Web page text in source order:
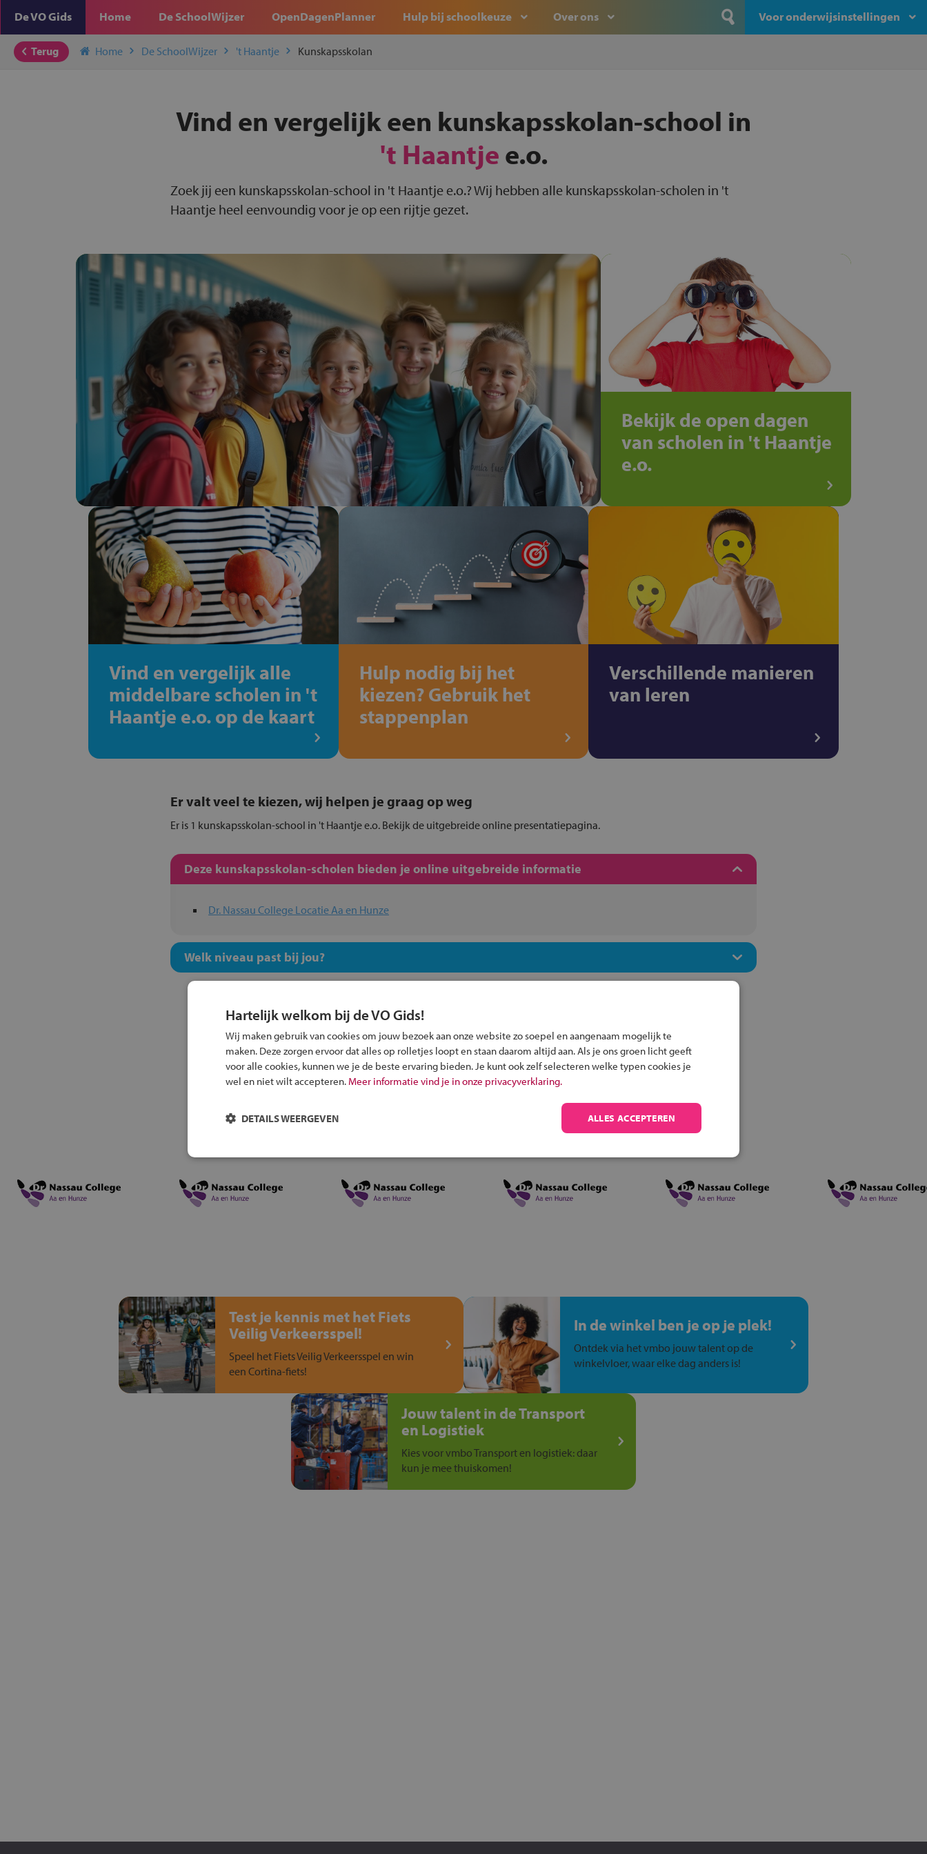
De VO Gids Home De SchoolWijzer OpenDagenPlanner Hulp bij schoolkeuze Over ons Voor onderwijsinstellingen
Terug Home De SchoolWijzer 't Haantje Kunskapsskolan
Vind en vergelijk een kunskapsskolan-school in
't Haantjee.o.
Zoek jij een kunskapsskolan-school in 't Haantje e.o.? Wij hebben alle kunskapsskolan-scholen in 't
Haantje heel eenvoundig voor je op een rijtje gezet.
Bekijk de open dagen
van scholen in 't Haantje
e.o.
Vind en vergelijk alle
middelbare scholen in 't
Haantje e.o. op de kaart
Hulp nodig bij het
kiezen? Gebruik het
stappenplan
Verschillende manieren
van leren
Er valt veel te kiezen, wij helpen je graag op weg
Er is 1 kunskapsskolan-school in 't Haantje e.o. Bekijk de uitgebreide online presentatiepagina.
Deze kunskapsskolan-scholen bieden je online uitgebreide informatie
Dr. Nassau College Locatie Aa en Hunze
Welk niveau past bij jou?
Inschrijven?
Alle informatie om je kind aan te melden bij
Test je kennis met het Fiets
Veilig Verkeersspel!
Speel het Fiets Veilig Verkeersspel en win
een Cortina-fiets!
In de winkel ben je op je plek!
Ontdek via het vmbo jouw talent op de
winkelvloer, waar elke dag anders is!
Jouw talent in de Transport
en Logistiek
Kies voor vmbo Transport en logistiek: daar
kun je mee thuiskomen!
Hartelijk welkom bij de VO Gids!
Wij maken gebruik van cookies om jouw bezoek aan onze website zo soepel en aangenaam mogelijk te
maken. Deze zorgen ervoor dat alles op rolletjes loopt en staan daarom altijd aan. Als je ons groen licht geeft
voor alle cookies, kunnen we je de beste ervaring bieden. Je kunt ook zelf selecteren welke typen cookies je
wel en niet wilt accepteren. Meer informatie vind je in onze privacyverklaring.
ALLES ACCEPTEREN
DETAILS WEERGEVEN